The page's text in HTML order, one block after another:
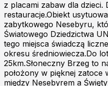
z placami zabaw dla dzieci.
restauracje.Obiekt
zabytkowego Nesebyru,
Światowego Dziedzictwa
tego miejsca świadczą
okresu średniowiecza.Do
25km.Słoneczny Brzeg to
położony w pięknej zatoce
między Nesebyrem a